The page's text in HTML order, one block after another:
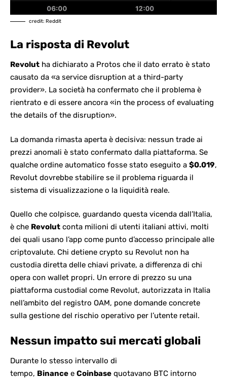
credit: Reddit
La risposta di Revolut
Revolut ha dichiarato a Protos che il dato errato è stato
causato da «a service disruption at a third-party
provider». La società ha confermato che il problema è
rientrato e di essere ancora «in the process of evaluating
the details of the disruption».
La domanda rimasta aperta è decisiva: nessun trade ai
prezzi anomali è stato confermato dalla piattaforma. Se
qualche ordine automatico fosse stato eseguito a $0.019,
Revolut dovrebbe stabilire se il problema riguarda il
sistema di visualizzazione o la liquidità reale.
Quello che colpisce, guardando questa vicenda dall’Italia,
è che Revolut conta milioni di utenti italiani attivi, molti
dei quali usano l’app come punto d’accesso principale alle
criptovalute. Chi detiene crypto su Revolut non ha
custodia diretta delle chiavi private, a differenza di chi
opera con wallet propri. Un errore di prezzo su una
piattaforma custodial come Revolut, autorizzata in Italia
nell’ambito del registro OAM, pone domande concrete
sulla gestione del rischio operativo per l’utente retail.
Nessun impatto sui mercati globali
Durante lo stesso intervallo di
tempo, Binance e Coinbase quotavano BTC intorno